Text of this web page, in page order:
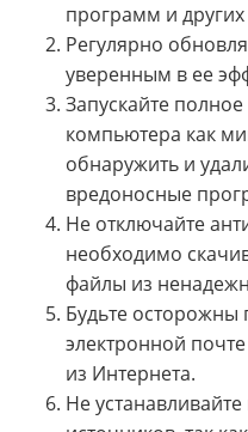
программ и других
Регулярно
уверенным в ее
Запускайте
компьютера как
обнаружить и
вредоносные
Не отключайте
необходимо
файлы из
Будьте
электронной
из Интернета.
Не